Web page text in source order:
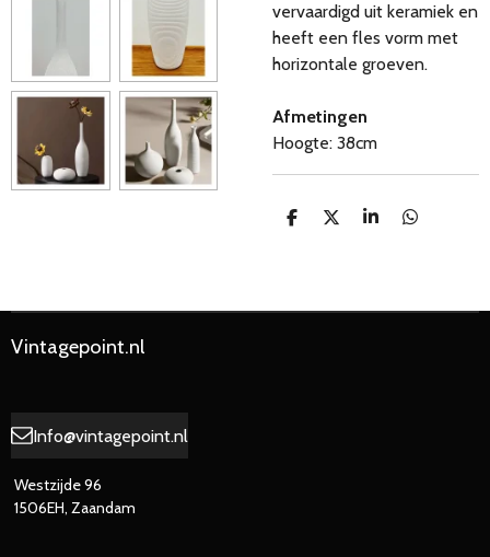
vervaardigd uit keramiek en
heeft een fles vorm met
horizontale groeven.
Afmetingen
Hoogte: 38cm
D
D
S
D
Vintagepoint.nl
Info@vintagepoint.nl
Westzijde 96
1506EH, Zaandam